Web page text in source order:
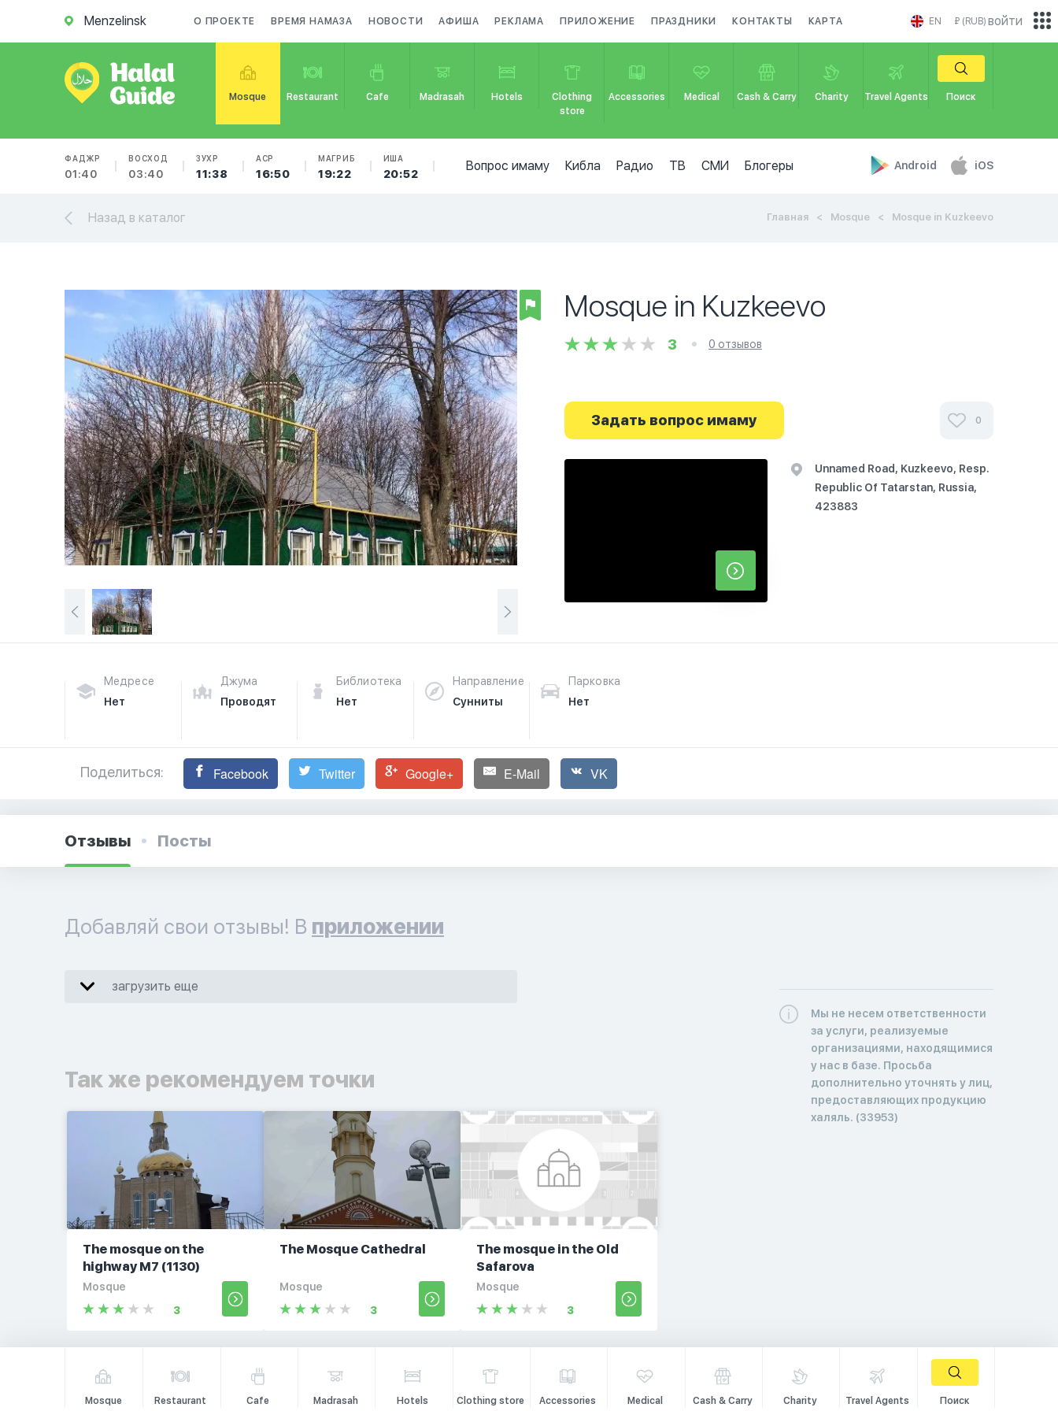
Menzelinsk О ПРОЕКТЕ ВРЕМЯ НАМАЗА НОВОСТИ АФИША РЕКЛАМА ПРИЛОЖЕНИЕ ПРАЗДНИКИ КОНТАКТЫ КАРТА EN ₽ (RUB)
Mosque Restaurant Cafe Madrasah Hotels
Clothing
store
Accessories Medical Cash & Carry Charity Travel Agents Поиск
ФАДЖР
01:40
ВОСХОД
03:40
ЗУХР
11:38
АСР
16:50
МАГРИБ
19:22
ИША
20:52
Вопрос имаму Кибла Радио ТВ СМИ Блогеры Android iOS
войти
Назад в каталог Главная Mosque Mosque in Kuzkeevo
Mosque in Kuzkeevo
3 0 отзывов
Задать вопрос имаму 0
Unnamed Road, Kuzkeevo, Resp.
Republic Of Tatarstan, Russia,
423883
Медресе
Нет
Джума
Проводят
Библиотека
Нет
Направление
Сунниты
Парковка
Нет
Поделиться: Facebook Twitter Google+ E-Mail VK
Отзывы Посты
Добавляй свои отзывы! В приложении
загрузить еще
Так же рекомендуем точки
The mosque on the
highway M7 (1130)
Mosque
3
The Mosque Cathedral
Mosque
3
The mosque in the Old
Safarova
Mosque
3
Мы не несем ответственности
за услуги, реализуемые
организациями, находящимися
у нас в базе. Просьба
дополнительно уточнять у лиц,
предоставляющих продукцию
халяль. (33953)
Mosque Restaurant Cafe Madrasah Hotels Clothing store Accessories Medical Cash & Carry Charity Travel Agents Поиск